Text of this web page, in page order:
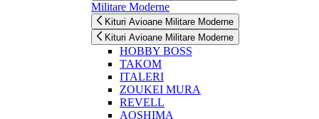
Militare Moderne
Kituri Avioane Militare Moderne
Kituri Avioane Militare Moderne
HOBBY BOSS
TAKOM
ITALERI
ZOUKEI MURA
REVELL
AOSHIMA